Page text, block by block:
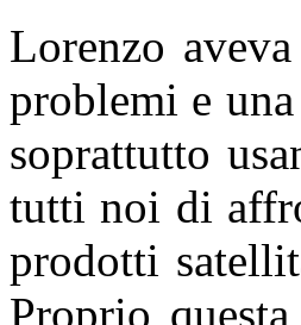
Lorenzo
problemi e
soprattutto
tutti noi di
prodotti
Proprio